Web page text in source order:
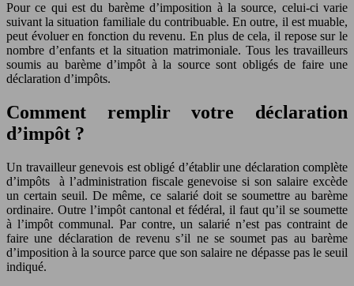
Pour ce qui est du barème d’imposition à la source, celui-ci varie
suivant la situation familiale du contribuable. En outre, il est muable,
peut évoluer en fonction du revenu. En plus de cela, il repose sur le
nombre d’enfants et la situation matrimoniale. Tous les travailleurs
soumis au barème d’impôt à la source sont obligés de faire une
déclaration d’impôts.
Comment remplir votre déclaration
d’impôt ?
Un travailleur genevois est obligé d’établir une déclaration complète
d’impôts à l’administration fiscale genevoise si son salaire excède
un certain seuil. De même, ce salarié doit se soumettre au barème
ordinaire. Outre l’impôt cantonal et fédéral, il faut qu’il se soumette
à l’impôt communal. Par contre, un salarié n’est pas contraint de
faire une déclaration de revenu s’il ne se soumet pas au barème
d’imposition à la source parce que son salaire ne dépasse pas le seuil
indiqué.